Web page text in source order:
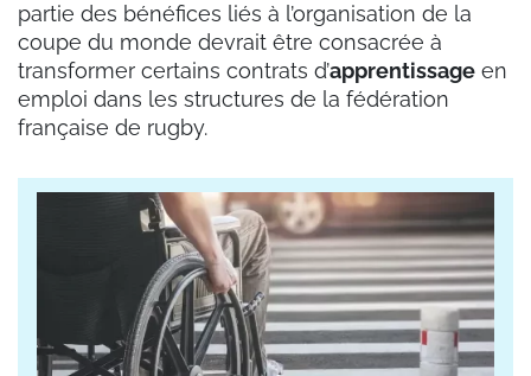
partie des bénéfices liés à l’organisation de la
coupe du monde devrait être consacrée à
transformer certains contrats d’apprentissage en
emploi dans les structures de la fédération
française de rugby.